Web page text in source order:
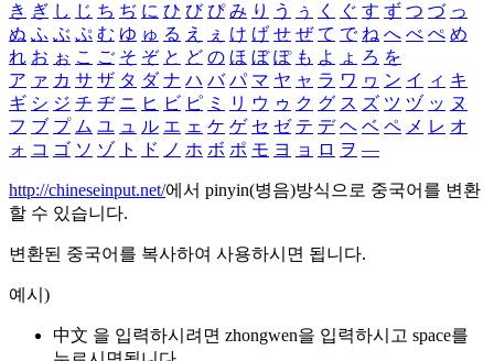
き ぎ し じ ち ぢ に ひ び ぴ み り う ぅ く ぐ す ず つ づ っ
ぬ ふ ぶ ぷ む ゆ ゅ る え ぇ け げ せ ぜ て で ね へ べ ぺ め
れ お ぉ こ ご そ ぞ と ど の ほ ぼ ぽ も よ ょ ろ を
ア ァ カ サ ザ タ ダ ナ ハ バ パ マ ヤ ャ ラ ワ ヮ ン イ ィ キ
ギ シ ジ チ ヂ ニ ヒ ビ ピ ミ リ ウ ゥ ク グ ス ズ ツ ヅ ッ ヌ
フ ブ プ ム ユ ュ ル エ ェ ケ ゲ セ ゼ テ デ ヘ ベ ペ メ レ オ
ォ コ ゴ ソ ゾ ト ド ノ ホ ボ ポ モ ヨ ョ ロ ヲ ―
http://chineseinput.net/에서 pinyin(병음)방식으로 중국어를 변환
할 수 있습니다.
변환된 중국어를 복사하여 사용하시면 됩니다.
예시)
中文 을 입력하시려면 zhongwen을 입력하시고 space를